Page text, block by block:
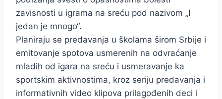
zavisnosti u igrama na sreću pod nazivom „I
jedan je mnogo“.
Planiraju se predavanja u školama širom Srbije i
emitovanje spotova usmerenih na odvraćanje
mladih od igara na sreću i usmeravanje ka
sportskim aktivnostima, kroz seriju predavanja i
informativnih video klipova prilagođenih deci i